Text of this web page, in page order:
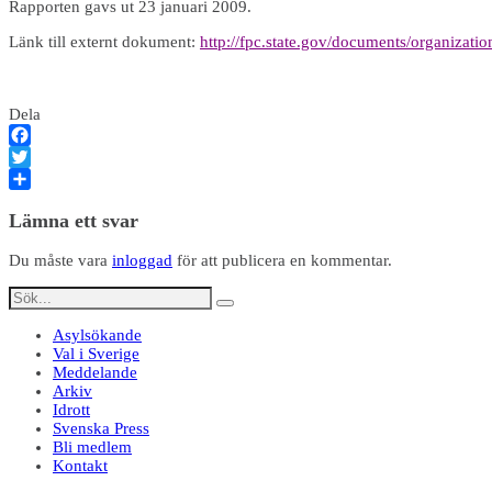
Rapporten gavs ut 23 januari 2009.
Länk till externt dokument: http://fpc.state.gov/documents/
Dela
Facebook
Twitter
Lämna ett svar
Du måste vara inloggad för att publicera en kommentar.
Asylsökande
Val i Sverige
Meddelande
Arkiv
Idrott
Svenska Press
Bli medlem
Kontakt